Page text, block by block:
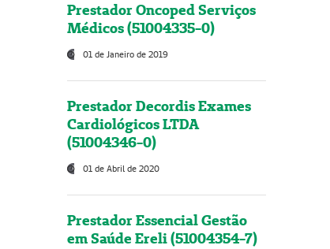
Prestador Oncoped Serviços
Médicos (51004335-0)
01 de Janeiro de 2019
Prestador Decordis Exames
Cardiológicos LTDA
(51004346-0)
01 de Abril de 2020
Prestador Essencial Gestão
em Saúde Ereli (51004354-7)